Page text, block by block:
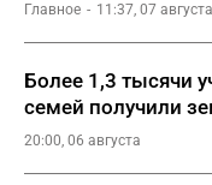
Главное 11:37, 07 августа
Более 1,3 тысячи
семей получили
20:00, 06 августа